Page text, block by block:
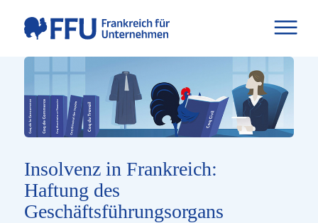
Insolvenz in Frankreich:
Haftung des
Geschäftsführungsorgans